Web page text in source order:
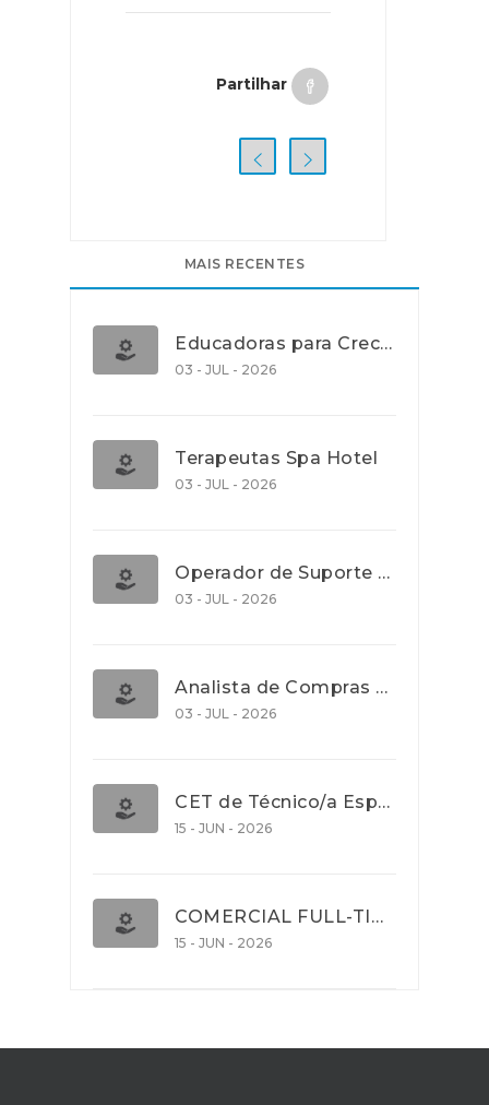
Partilhar
MAIS RECENTES
Educadoras para Creche e J.I., Lisboa
03 - JUL - 2026
Terapeutas Spa Hotel
03 - JUL - 2026
Operador de Suporte Operacional
03 - JUL - 2026
Analista de Compras e Contratos (Banca)
03 - JUL - 2026
CET de Técnico/a Especialista em Comércio Internacional (Nível 5)
15 - JUN - 2026
COMERCIAL FULL-TIME
15 - JUN - 2026